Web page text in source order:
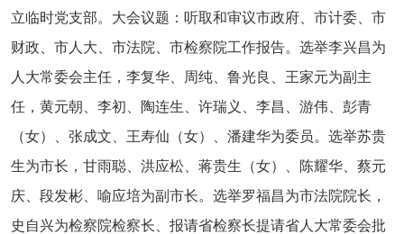
立临时党支部。大会议题：听取和审议市政府、市计委、市
财政、市人大、市法院、市检察院工作报告。选举李兴昌为
人大常委会主任，李复华、周纯、鲁光良、王家元为副主
任，黄元朝、李初、陶连生、许瑞义、李昌、游伟、彭青
（女）、张成文、王寿仙（女）、潘建华为委员。选举苏贵
生为市长，甘雨聪、洪应松、蒋贵生（女）、陈耀华、蔡元
庆、段发彬、喻应培为副市长。选举罗福昌为市法院院长，
史自兴为检察院检察长、报请省检察长提请省人大常委会批